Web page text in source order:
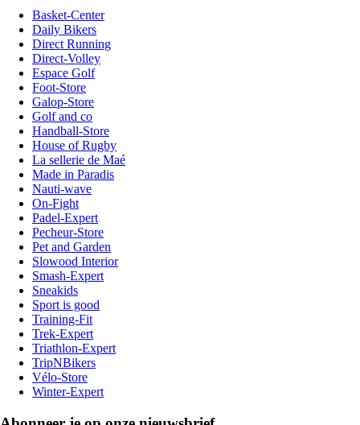
Basket-Center
Daily Bikers
Direct Running
Direct-Volley
Espace Golf
Foot-Store
Galop-Store
Golf and co
Handball-Store
House of Rugby
La sellerie de Maé
Made in Paradis
Nauti-wave
On-Fight
Padel-Expert
Pecheur-Store
Pet and Garden
Slowood Interior
Smash-Expert
Sneakids
Sport is good
Training-Fit
Trek-Expert
Triathlon-Expert
TripNBikers
Vélo-Store
Winter-Expert